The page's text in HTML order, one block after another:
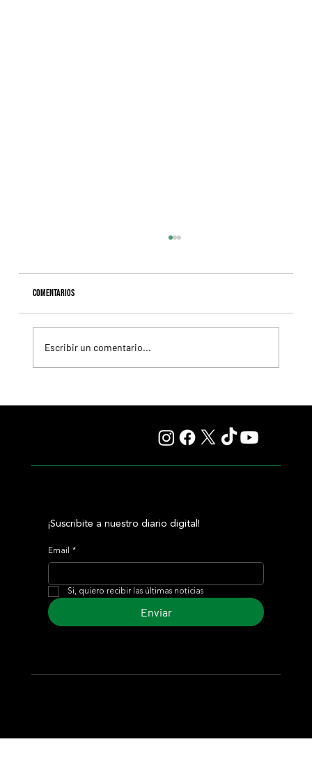
Comentarios
Escribir un comentario...
¡Suscribite a nuestro diario digital!
Email *
Si, quiero recibir las últimas noticias
Enviar